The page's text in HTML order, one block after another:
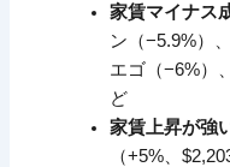
家賃マイナス
ン（−5.9%）
エゴ（−6%）
ど
家賃上昇が強
（+5%、